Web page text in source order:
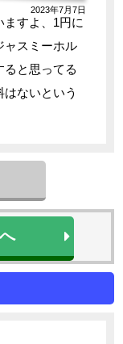
2023年7月7日
すよ、1円に
ャスミーホル
ると思ってる
ないという